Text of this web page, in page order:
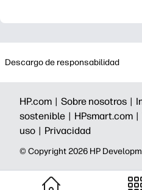
Descargo de responsabilidad
HP.com | Sobre nosotros |
sostenible | HPsmart.com |
uso | Privacidad
©️ Copyright 2026 HP